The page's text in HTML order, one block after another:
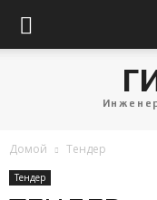
Домой Тендер
Тендер